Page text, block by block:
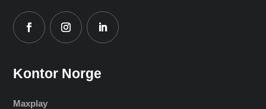
Kontor Norge
Maxplay